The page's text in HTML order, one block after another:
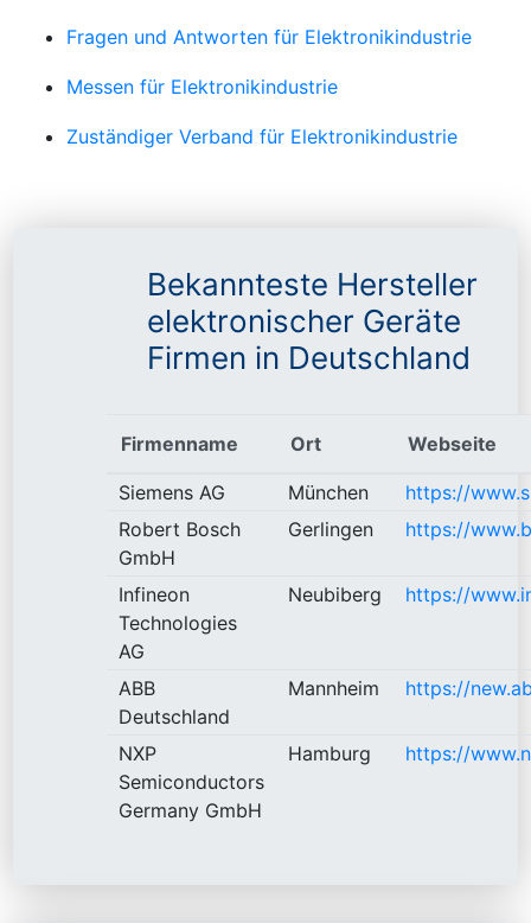
Fragen und Antworten für Elektronikindustrie
Messen für Elektronikindustrie
Zuständiger Verband für Elektronikindustrie
Bekannteste Hersteller
elektronischer Geräte
Firmen in Deutschland
Firmenname Ort Webseite
Siemens AG München
https://
Robert Bosch
GmbH
Gerlingen https://
Infineon
Technologies
AG
Neubiberg https://
ABB
Deutschland
Mannheim https://
NXP
Semiconductors
Germany GmbH
Hamburg https://